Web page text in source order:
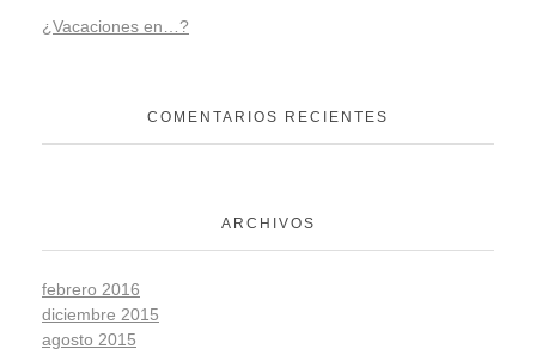
¿Vacaciones en…?
COMENTARIOS RECIENTES
ARCHIVOS
febrero 2016
diciembre 2015
agosto 2015